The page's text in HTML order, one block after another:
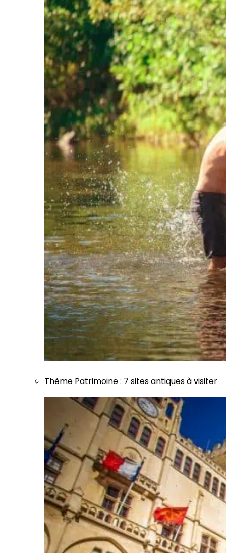
Thème Patrimoine: 7 sites antiques à visiter